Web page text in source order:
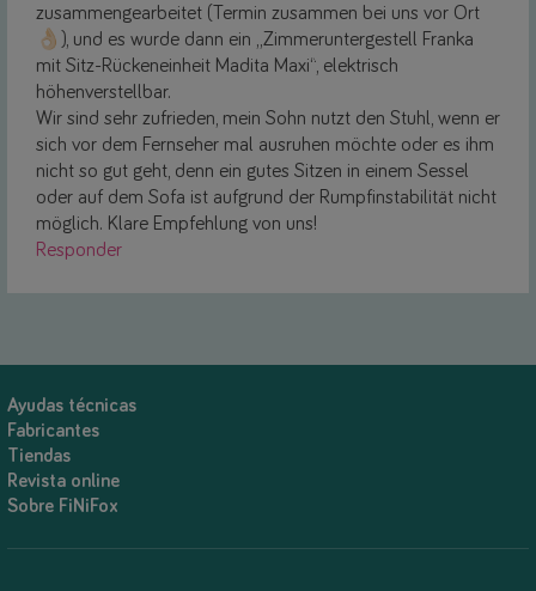
zusammengearbeitet (Termin zusammen bei uns vor Ort
👌🏻), und es wurde dann ein „Zimmeruntergestell Franka
mit Sitz-Rückeneinheit Madita Maxi“, elektrisch
höhenverstellbar.
Wir sind sehr zufrieden, mein Sohn nutzt den Stuhl, wenn er
sich vor dem Fernseher mal ausruhen möchte oder es ihm
nicht so gut geht, denn ein gutes Sitzen in einem Sessel
oder auf dem Sofa ist aufgrund der Rumpfinstabilität nicht
möglich. Klare Empfehlung von uns!
Responder
Ayudas técnicas
Fabricantes
Tiendas
Revista online
Sobre FiNiFox